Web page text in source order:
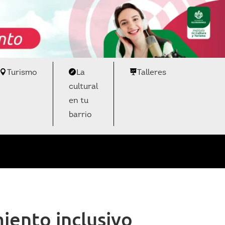
Turismo
La
cultural
en tu
barrio
Talleres
inclusivo